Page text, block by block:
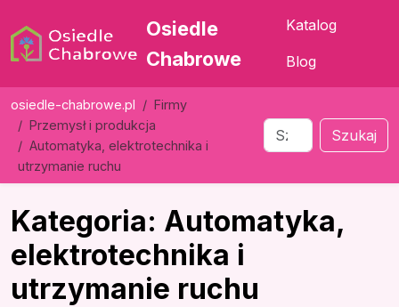
Osiedle
Chabrowe
Katalog
Blog
osiedle-chabrowe.pl
Firmy
Przemysł i produkcja
Automatyka, elektrotechnika i
utrzymanie ruchu
Szukaj
Kategoria: Automatyka,
elektrotechnika i
utrzymanie ruchu